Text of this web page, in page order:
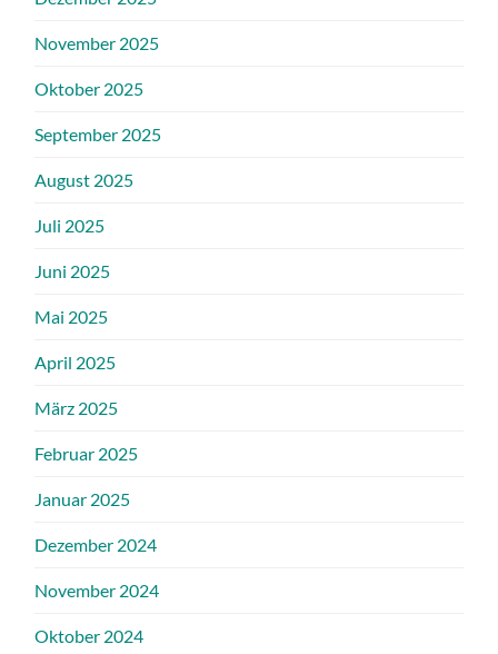
November 2025
Oktober 2025
September 2025
August 2025
Juli 2025
Juni 2025
Mai 2025
April 2025
März 2025
Februar 2025
Januar 2025
Dezember 2024
November 2024
Oktober 2024